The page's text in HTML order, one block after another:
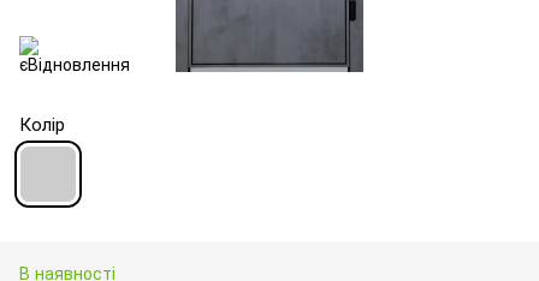
Колір
В наявності